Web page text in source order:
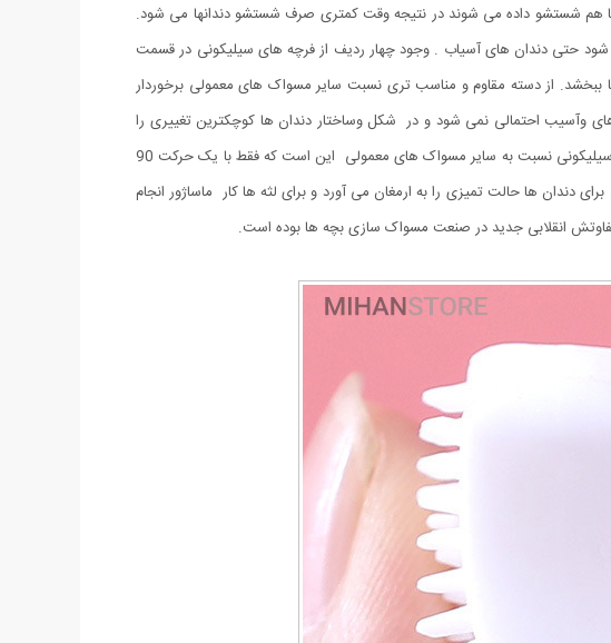
هم شستشو داده می شوند در نتیجه وقت کمتری صرف شستشو دندانها می شود.
حتی دندان های آسیاب . وجود چهار ردیف از فرچه های سیلیکونی در قسمت
ببخشد. از دسته مقاوم و مناسب تری نسبت سایر مسواک های معمولی برخوردار
احتمالی نمی شود و در شکل وساختار دندان ها کوچکترین تغییری را
ایجاد نمی کنند. وهمین امر باعث محبوبیت دو چندان این مسواک در بین خانواده ها و بچه ها شده است . برتری مسواک جدید سیلیکونی نسبت به سایر مسواک های معمولی این است که فقط با یک حرکت 90
دندان ها حالت تمیزی را به ارمغان می آورد و برای لثه ها کار ماساژور انجام
انقلابی جدید در صنعت مسواک سازی بچه ها بوده است.